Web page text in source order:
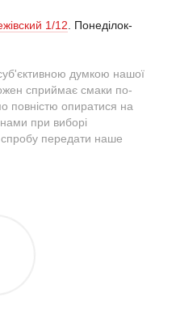
1/12 . Понеділок-
думкою нашої
сприймає смаки по-
повністю опиратися на
при виборі
передати наше